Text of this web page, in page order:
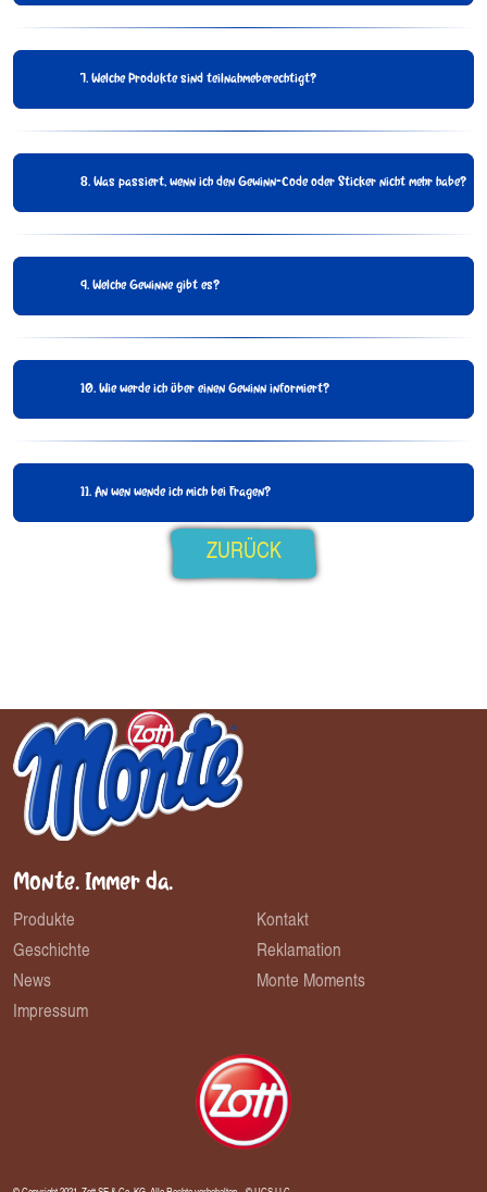
7. Welche Produkte sind teilnahmeberechtigt?
8. Was passiert, wenn ich den Gewinn-Code oder Sticker nicht mehr habe?
9. Welche Gewinne gibt es?
10. Wie werde ich über einen Gewinn informiert?
11. An wen wende ich mich bei Fragen?
ZURÜCK
Monte.Immer da.
Produkte
Geschichte
News
Impressum
Kontakt
Reklamation
Monte Moments